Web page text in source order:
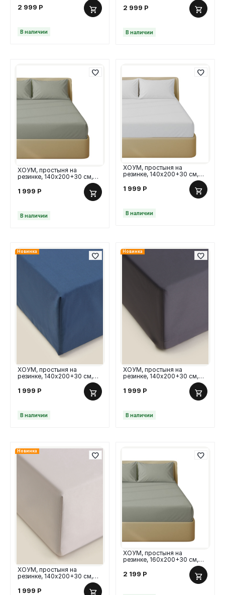
2 999 Р
В наличии
2 999 Р
В наличии
ХОУМ, простыня на
резинке, 140х200+30 см,
1 999 Р
В наличии
ХОУМ, простыня на
резинке, 140х200+30 см,
1 999 Р
В наличии
Новинка
ХОУМ, простыня на
резинке, 140х200+30 см,
1 999 Р
В наличии
Новинка
ХОУМ, простыня на
резинке, 140х200+30 см,
1 999 Р
В наличии
Новинка
ХОУМ, простыня на
резинке, 140х200+30 см,
1 999 Р
ХОУМ, простыня на
резинке, 160х200+30 см,
2 199 Р